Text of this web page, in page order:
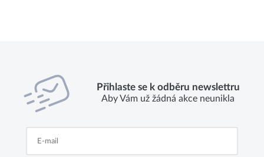
Přihlaste se k odběru newslettru
Aby Vám už žádná akce neunikla